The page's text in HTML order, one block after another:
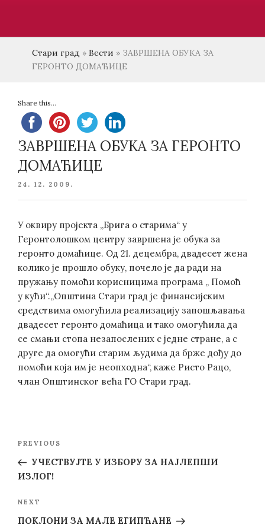
Стари град » Вести » ЗАВРШЕНА ОБУКА ЗА
ГЕРОНТО ДОМАЋИЦЕ
Share this...
ЗАВРШЕНА ОБУКА ЗА ГЕРОНТО
ДОМАЋИЦЕ
POSTED
24. 12. 2009.
У оквиру пројекта „Брига о старима“ у
Геронтолошком центру завршена је обука за
геронто домаћице. Од 21. децембра, двадесет жена
колико је прошло обуку, почело је да ради на
пружању помоћи корисницима програма „ Помоћ
у кући“.„Општина Стари град је финансијским
средствима омогућила реализацију запошљавања
двадесет геронто домаћица и тако омогућила да
се смањи стопа незапослених с једне стране, а с
друге да омогући старим људима да брже дођу до
помоћи која им је неопходна“, каже Ристо Рацо,
члан Општинског већа ГО Стари град.
Previous
Post
PREVIOUS
УЧЕСТВУЈТЕ У ИЗБОРУ ЗА НАЈЛЕПШИ
ИЗЛОГ!
Next
Post
NEXT
ПОКЛОНИ ЗА МАЛЕ ЕГИПЋАНЕ